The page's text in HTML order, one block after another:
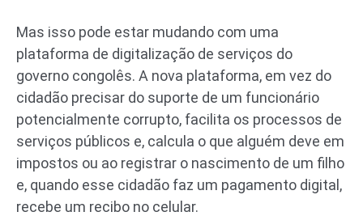
Mas isso pode estar mudando com uma
plataforma de digitalização de serviços do
governo congolês. A nova plataforma, em vez do
cidadão precisar do suporte de um funcionário
potencialmente corrupto, facilita os processos de
serviços públicos e, calcula o que alguém deve em
impostos ou ao registrar o nascimento de um filho
e, quando esse cidadão faz um pagamento digital,
recebe um recibo no celular.